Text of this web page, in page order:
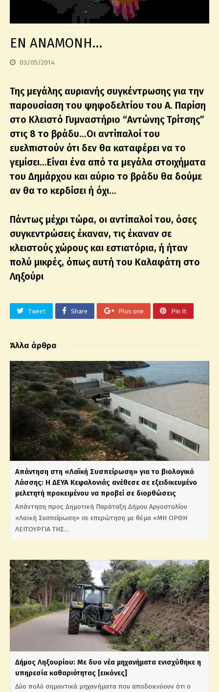
EN ANAMONH…
03/05/2014
Της μεγάλης αυριανής συγκέντρωσης για την
παρουσίαση του ψηφοδελτίου του Α. Παρίση
στο Κλειστό Γυμναστήριο “Αντώνης Τρίτσης”
στις 8 το βράδυ…Οι αντίπαλοί του
ευελπιστούν ότι δεν θα καταφέρει να το
γεμίσει…Είναι ένα από τα μεγάλα στοιχήματα
του Δημάρχου και αύριο το βράδυ θα δούμε
αν θα το κερδίσει ή όχι…
Πάντως μέχρι τώρα, οι αντίπαλοί του, όσες
συγκεντρώσεις έκαναν, τις έκαναν σε
κλειστούς χώρους και εστιατόρια, ή ήταν
πολύ μικρές, όπως αυτή του Καλαφάτη στο
Ληξούρι
Tweet Share Plus one Pin It
Άλλα άρθρα
Απάντηση στη «Λαϊκή Συσπείρωση» για το βιολογικό
Λάσσης: Η ΔΕΥΑ Κεφαλονιάς ανέθεσε σε εξειδικευμένο
μελετητή προκειμένου να προβεί σε διορθώσεις
Απάντηση προς Δημοτική Παράταξη Δήμου Αργοστολίου
«Λαϊκή Συσπείρωση» σε επερώτηση με θέμα «ΜΗ ΟΡΘΗ
ΛΕΙΤΟΥΡΓΙΑ ΤΗΣ…
Δήμος Ληξουρίου: Με δυο νέα μηχανήματα ενισχύθηκε η
υπηρεσία καθαριότητας [εικόνες]
Δύο πολύ σημαντικά μηχανήματα που αποδεικνύουν ότι ο